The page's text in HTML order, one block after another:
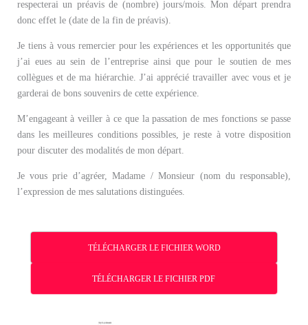
respecterai un préavis de (nombre) jours/mois. Mon départ prendra
donc effet le (date de la fin de préavis).
Je tiens à vous remercier pour les expériences et les opportunités que
j’ai eues au sein de l’entreprise ainsi que pour le soutien de mes
collègues et de ma hiérarchie. J’ai apprécié travailler avec vous et je
garderai de bons souvenirs de cette expérience.
M’engageant à veiller à ce que la passation de mes fonctions se passe
dans les meilleures conditions possibles, je reste à votre disposition
pour discuter des modalités de mon départ.
Je vous prie d’agréer, Madame / Monsieur (nom du responsable),
l’expression de mes salutations distinguées.
TÉLÉCHARGER LE FICHIER WORD
TÉLÉCHARGER LE FICHIER PDF